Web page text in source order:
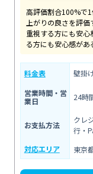
高評価割合100%で
上がりの良さを評
重視する方にも安
る方にも安心感があ
料金表
壁掛
営業時間・営
業日
24時
お支払方法
クレ
行・
対応エリア
東京